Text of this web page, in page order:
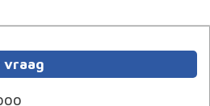
vraag